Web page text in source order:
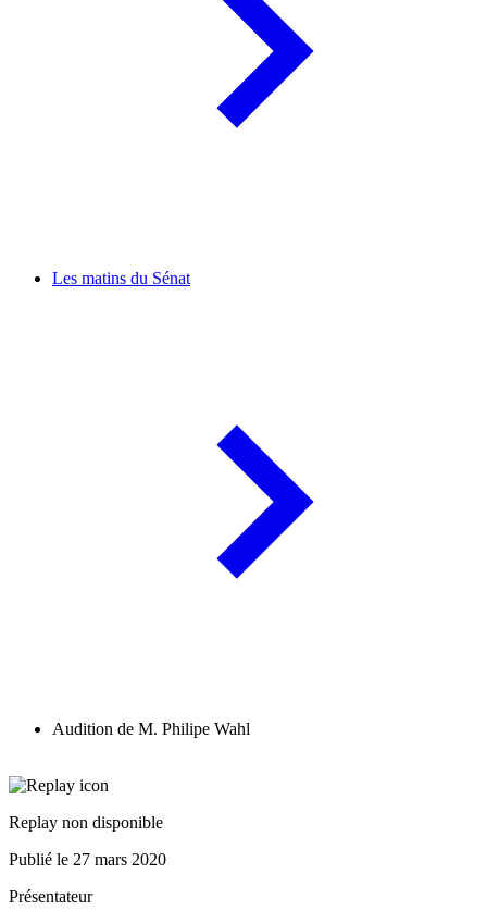
Les matins du Sénat
Audition de M. Philipe Wahl
Replay non disponible
Publié le 27 mars 2020
Présentateur